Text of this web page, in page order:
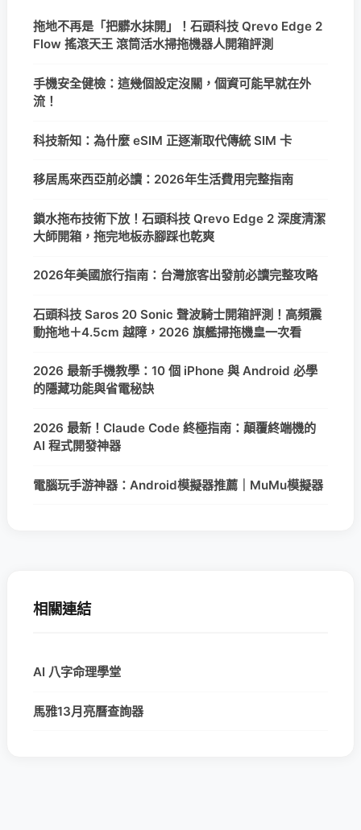
拖地不再是「把髒水抹開」！石頭科技 Qrevo Edge 2
Flow 搖滾天王 滾筒活水掃拖機器人開箱評測
手機安全健檢：這幾個設定沒關，個資可能早就在外
流！
科技新知：為什麼 eSIM 正逐漸取代傳統 SIM 卡
移居馬來西亞前必讀：2026年生活費用完整指南
鎖水拖布技術下放！石頭科技 Qrevo Edge 2 深度清潔
大師開箱，拖完地板赤腳踩也乾爽
2026年美國旅行指南：台灣旅客出發前必讀完整攻略
石頭科技 Saros 20 Sonic 聲波騎士開箱評測！高頻震
動拖地＋4.5cm 越障，2026 旗艦掃拖機皇一次看
2026 最新手機教學：10 個 iPhone 與 Android 必學
的隱藏功能與省電秘訣
2026 最新！Claude Code 終極指南：顛覆終端機的
AI 程式開發神器
電腦玩手游神器：Android模擬器推薦｜MuMu模擬器
相關連結
AI 八字命理學堂
馬雅13月亮曆查詢器